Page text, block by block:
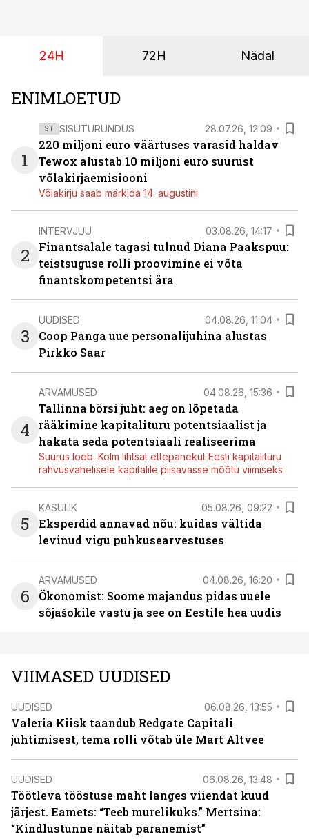
24H 72H Nädal
ENIMLOETUD
1
ST SISUTURUNDUS 28.07.26, 12:09
220 miljoni euro väärtuses varasid haldav
Tewox alustab 10 miljoni euro suurust
võlakirjaemisiooni
Võlakirju saab märkida 14. augustini
2
INTERVJUU 03.08.26, 14:17
Finantsalale tagasi tulnud Diana Paakspuu:
teistsuguse rolli proovimine ei võta
finantskompetentsi ära
3
UUDISED 04.08.26, 11:04
Coop Panga uue personalijuhina alustas
Pirkko Saar
4
ARVAMUSED 04.08.26, 15:36
Tallinna börsi juht: aeg on lõpetada
rääkimine kapitalituru potentsiaalist ja
hakata seda potentsiaali realiseerima
Suurus loeb. Kolm lihtsat ettepanekut Eesti kapitalituru
rahvusvahelisele kapitalile piisavasse mõõtu viimiseks
5
KASULIK 05.08.26, 09:22
Eksperdid annavad nõu: kuidas vältida
levinud vigu puhkusearvestuses
6
ARVAMUSED 04.08.26, 16:20
Ökonomist: Soome majandus pidas uuele
sõjašokile vastu ja see on Eestile hea uudis
VIIMASED UUDISED
UUDISED 06.08.26, 13:55
Valeria Kiisk taandub Redgate Capitali
juhtimisest, tema rolli võtab üle Mart Altvee
UUDISED 06.08.26, 13:48
Töötleva tööstuse maht langes viiendat kuud
järjest. Eamets: “Teeb murelikuks.” Mertsina:
“Kindlustunne näitab paranemist”